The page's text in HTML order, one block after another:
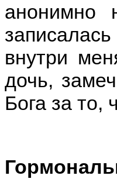
анонимно
внутри
дочь,
Бога за то,